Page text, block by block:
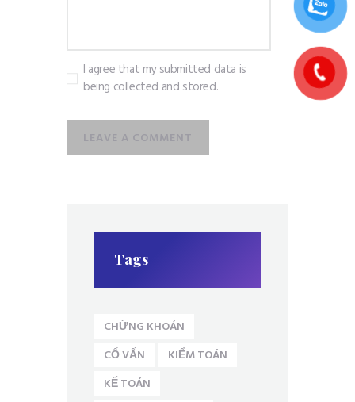
I agree that my submitted data is
being collected and stored.
Tags
CHỨNG KHOÁN
CỐ VẤN
KIỂM TOÁN
KẾ TOÁN